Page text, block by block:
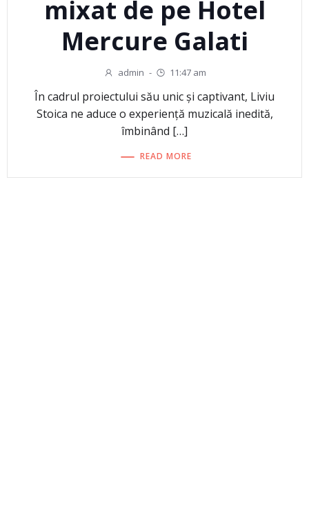
mixat de pe Hotel
Mercure Galati
admin - 11:47 am
În cadrul proiectului său unic și captivant, Liviu
Stoica ne aduce o experiență muzicală inedită,
îmbinând […]
READ MORE